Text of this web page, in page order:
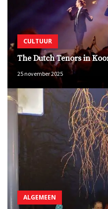
CULTUUR
The Dutch Tenors in
25 november 2025
ALGEMEEN